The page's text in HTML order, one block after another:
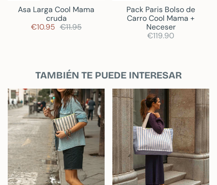
Asa Larga Cool Mama
cruda
€10.95 €11.95
Pack Paris Bolso de
Carro Cool Mama +
Neceser
€119.90
TAMBIÉN TE PUEDE INTERESAR